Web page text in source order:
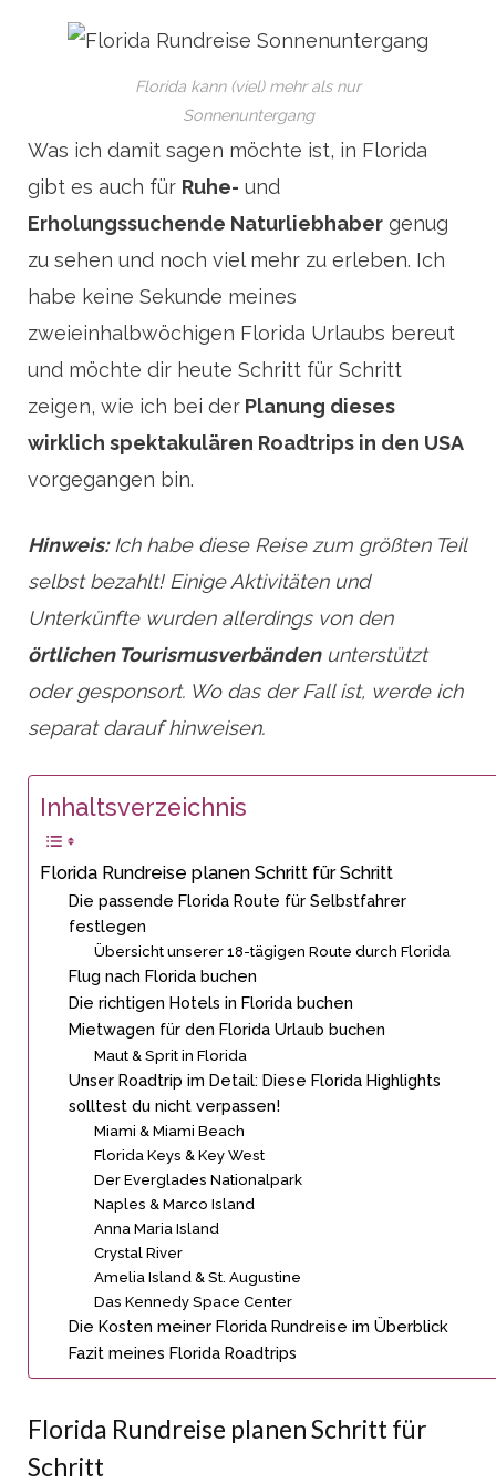
Florida kann (viel) mehr als nur
Sonnenuntergang
Was ich damit sagen möchte ist, in Florida
gibt es auch für Ruhe- und
Erholungssuchende Naturliebhaber genug
zu sehen und noch viel mehr zu erleben. Ich
habe keine Sekunde meines
zweieinhalbwöchigen Florida Urlaubs bereut
und möchte dir heute Schritt für Schritt
zeigen, wie ich bei der Planung dieses
wirklich spektakulären Roadtrips in den USA
vorgegangen bin.
Hinweis:Ich habe diese Reise zum größten Teil
selbst bezahlt! Einige Aktivitäten und
Unterkünfte wurden allerdings von den
örtlichen Tourismusverbändenunterstützt
oder gesponsort. Wo das der Fall ist, werde ich
separat darauf hinweisen.
Inhaltsverzeichnis
Florida Rundreise planen Schritt für Schritt
Die passende Florida Route für Selbstfahrer
festlegen
Übersicht unserer 18-tägigen Route durch Florida
Flug nach Florida buchen
Die richtigen Hotels in Florida buchen
Mietwagen für den Florida Urlaub buchen
Maut & Sprit in Florida
Unser Roadtrip im Detail: Diese Florida Highlights
solltest du nicht verpassen!
Miami & Miami Beach
Florida Keys & Key West
Der Everglades Nationalpark
Naples & Marco Island
Anna Maria Island
Crystal River
Amelia Island & St. Augustine
Das Kennedy Space Center
Die Kosten meiner Florida Rundreise im Überblick
Fazit meines Florida Roadtrips
Florida Rundreise planen Schritt für
Schritt